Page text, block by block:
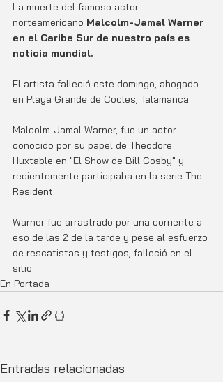
La muerte del famoso actor
norteamericano Malcolm-Jamal Warner
en el Caribe Sur de nuestro país es
noticia mundial.
El artista falleció este domingo, ahogado
en Playa Grande de Cocles, Talamanca.
Malcolm-Jamal Warner, fue un actor
conocido por su papel de Theodore
Huxtable en "El Show de Bill Cosby" y
recientemente participaba en la serie The
Resident.
Warner fue arrastrado por una corriente a
eso de las 2 de la tarde y pese al esfuerzo
de rescatistas y testigos, falleció en el
sitio.
En Portada
Entradas relacionadas